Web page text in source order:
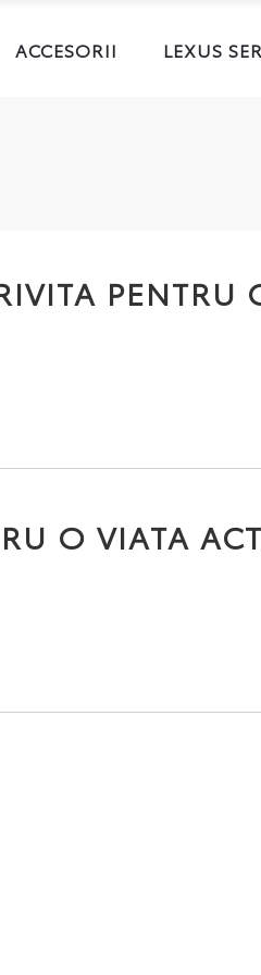
ACCESORII LEXUS
PENTRU
O VIATA